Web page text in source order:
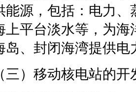
能源，包括：电力
上平台淡水等，为
岛、封闭海湾提供电
（三）移动核电站的开